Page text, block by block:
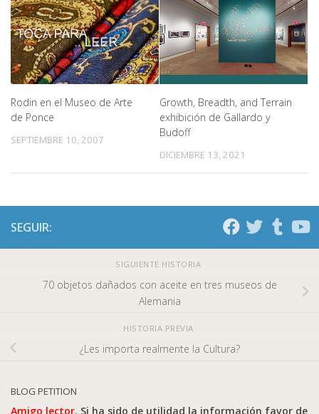
Rodin en el Museo de Arte
de Ponce
SEPTIEMBRE 10, 2007
Growth, Breadth, and Terrain
exhibición de Gallardo y
Budoff
DICIEMBRE 13, 2021
SEGUIR:
SIGUIENTE HISTORIA
70 objetos dañados con aceite en tres museos de
Alemania
HISTORIA PREVIA
¿Les importa realmente la Cultura?
BLOG PETITION
Amigo lector. Si ha sido de utilidad la información favor de